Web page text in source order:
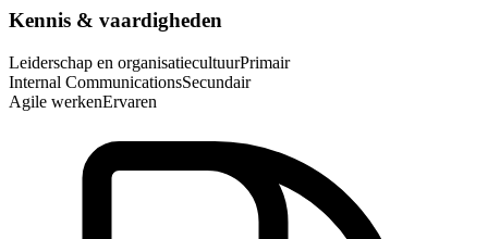
Kennis & vaardigheden
Leiderschap en organisatiecultuurPrimair
Internal CommunicationsSecundair
Agile werkenErvaren